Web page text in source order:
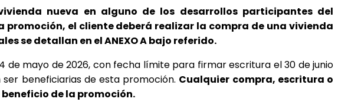
nueva en alguno de los desarrollos participantes del
el cliente deberá realizar la compra de una vivienda
se detallan en el ANEXO A bajo referido.
mayo de 2026, con fecha límite para firmar escritura el 30 de junio
beneficiarias de esta promoción. Cualquier compra, escritura o
de la promoción.